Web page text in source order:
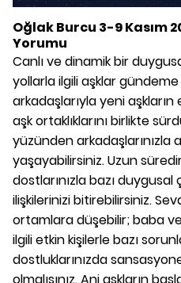
Oğlak Burcu 3-9 Kasım
Yorumu
Canlı ve dinamik bir
yollarla ilgili aşklar gündeme
arkadaşlarıyla yeni
aşk ortaklıklarını birlikte
yüzünden arkadaşlarınızla
yaşayabilirsiniz. Uzun
dostlarınızla bazı
ilişkilerinizi bitirebilirsiniz.
ortamlara düşebilir; baba
ilgili etkin kişilerle bazı
dostluklarınızda